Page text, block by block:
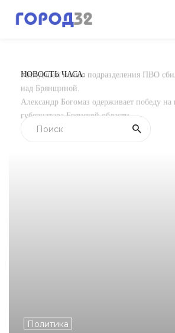
НОВОСТЬ ЧАСА:
Александр Богомаз одерживает победу на
губернатора Брянской области
Минувшей ночью подразделения ПВО
над Брянщиной.
Политика